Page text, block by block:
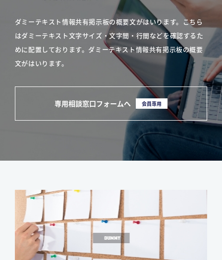
ダミーテキスト情報共有掲示板の概要文がはいります。こちら
はダミーテキスト文字サイズ・文字間・行間などを確認するた
めに配置しております。ダミーテキスト情報共有掲示板の概要
文がはいります。
専用相談窓口フォームへ 会員専用